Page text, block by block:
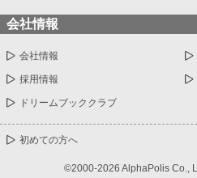
会社情報
会社情報
採用情報
ドリームブッククラブ
初めての方へ
©2000-2026 AlphaPolis Co.,